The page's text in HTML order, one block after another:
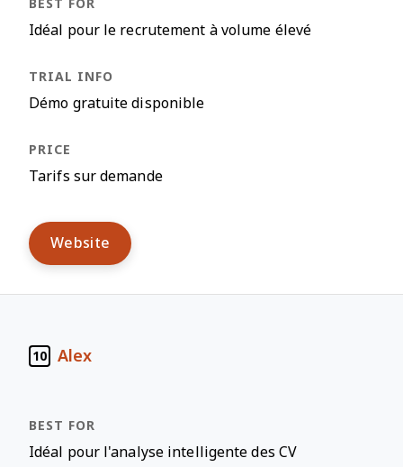
Idéal pour le recrutement à volume élevé
Démo gratuite disponible
Tarifs sur demande
Website
10 Alex
Idéal pour l'analyse intelligente des CV